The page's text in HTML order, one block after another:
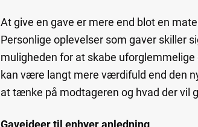
At give en gave er mere end blot en
Personlige oplevelser som gaver skiller
muligheden for at skabe
kan være langt mere værdifuld end den
at tænke på modtageren og hvad der vil
Gaveideer til enhver anledning